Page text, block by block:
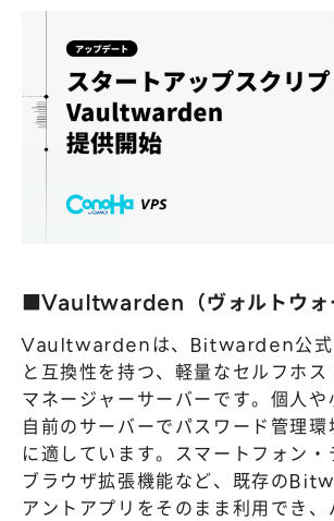
■Vaultwarden（ヴォルトウォ
Vaultwardenは、Bitwarden公式
と互換性を持つ、軽量なセルフホス
マネージャーサーバーです。個人や
自前のサーバーでパスワード管理環
に適しています。スマートフォン・
ブラウザ拡張機能など、既存の
アントアプリをそのまま利用でき、